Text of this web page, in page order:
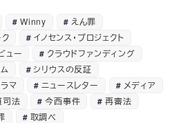
Winny
えん罪
イノセンス・プロジェクト
ュー
クラウドファンディング
シリウスの反証
ラマ ニュースレター
メディア
司法 今西事件
再審法
取調べ